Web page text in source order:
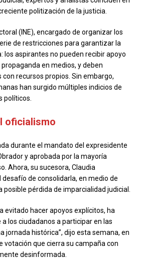
politización de la justicia.
(INE), encargado de organizar los
de restricciones para garantizar la
los aspirantes no pueden recibir apoyo
en medios, y deben
recursos propios. Sin embargo,
han surgido múltiples indicios de
políticos.
oficialismo
durante el mandato del expresidente
y aprobada por la mayoría
Ahora, su sucesora, Claudia
de consolidarla, en medio de
pérdida de imparcialidad judicial.
evitado hacer apoyos explícitos, ha
los ciudadanos a participar en las
jornada histórica”, dijo esta semana, en
votación que cierra su campaña con
desinformada.